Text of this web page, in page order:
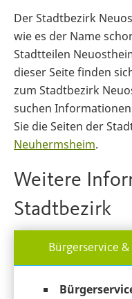
Der Stadtbezirk
wie es der Name
Stadtteilen
dieser Seite finden
zum Stadtbezirk
suchen
Sie die Seiten der
Neuhermsheim.
Weitere
Stadtbezirk
Bürgerservice